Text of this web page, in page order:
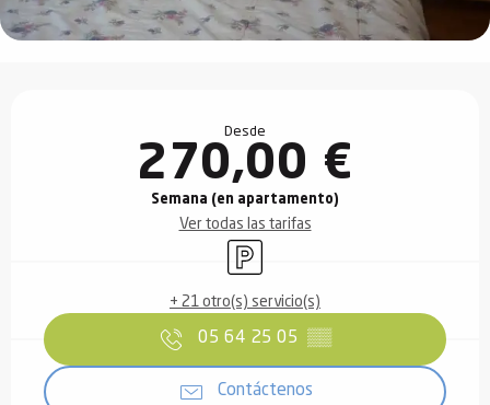
Desde
270,00 €
Semana (en apartamento)
Ver todas las tarifas
Aparcamiento
+ 21 otro(s) servicio(s)
05 64 25 05 ▒▒
Contáctenos